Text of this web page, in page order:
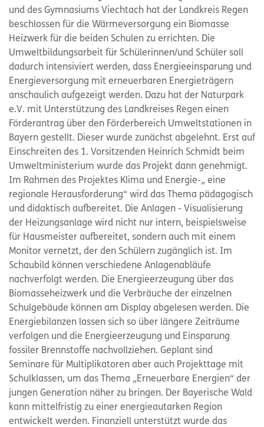
und des Gymnasiums Viechtach hat der Landkreis Regen
beschlossen für die Wärmeversorgung ein Biomasse
Heizwerk für die beiden Schulen zu errichten. Die
Umweltbildungsarbeit für Schülerinnen/und Schüler soll
dadurch intensiviert werden, dass Energieeinsparung und
Energieversorgung mit erneuerbaren Energieträgern
anschaulich aufgezeigt werden. Dazu hat der Naturpark
e.V. mit Unterstützung des Landkreises Regen einen
Förderantrag über den Förderbereich Umweltstationen in
Bayern gestellt. Dieser wurde zunächst abgelehnt. Erst auf
Einschreiten des 1. Vorsitzenden Heinrich Schmidt beim
Umweltministerium wurde das Projekt dann genehmigt.
Im Rahmen des Projektes Klima und Energie-„ eine
regionale Herausforderung“ wird das Thema pädagogisch
und didaktisch aufbereitet. Die Anlagen - Visualisierung
der Heizungsanlage wird nicht nur intern, beispielsweise
für Hausmeister aufbereitet, sondern auch mit einem
Monitor vernetzt, der den Schülern zugänglich ist. Im
Schaubild können verschiedene Anlagenabläufe
nachverfolgt werden. Die Energieerzeugung über das
Biomasseheizwerk und die Verbräuche der einzelnen
Schulgebäude können am Display abgelesen werden. Die
Energiebilanzen lassen sich so über längere Zeiträume
verfolgen und die Energieerzeugung und Einsparung
fossiler Brennstoffe nachvollziehen. Geplant sind
Seminare für Multiplikatoren aber auch Projekttage mit
Schulklassen, um das Thema „Erneuerbare Energien“ der
jungen Generation näher zu bringen. Der Bayerische Wald
kann mittelfristig zu einer energieautarken Region
entwickelt werden. Finanziell unterstützt wurde das